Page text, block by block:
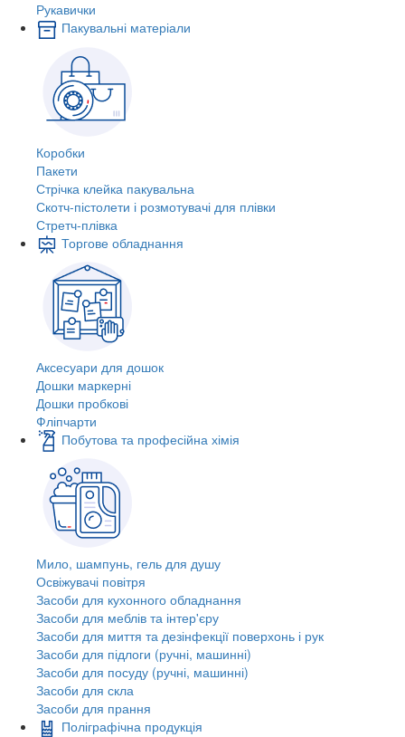
Рукавички
Пакувальні матеріали
Коробки
Пакети
Стрічка клейка пакувальна
Скотч-пістолети і розмотувачі для плівки
Стретч-плівка
Торгове обладнання
Аксесуари для дошок
Дошки маркерні
Дошки пробкові
Фліпчарти
Побутова та професійна хімія
Мило, шампунь, гель для душу
Освіжувачі повітря
Засоби для кухонного обладнання
Засоби для меблів та інтер'єру
Засоби для миття та дезінфекції поверхонь і рук
Засоби для підлоги (ручні, машинні)
Засоби для посуду (ручні, машинні)
Засоби для скла
Засоби для прання
Поліграфічна продукція